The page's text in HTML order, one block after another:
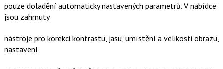
pouze doladění automaticky nastavených parametrů. V nabídce
jsou zahrnuty
nástroje pro korekci kontrastu, jasu, umístění a velikosti obrazu,
nastavení